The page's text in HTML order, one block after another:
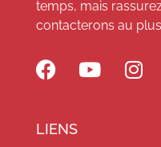
temps, mais
contacterons au
LIENS